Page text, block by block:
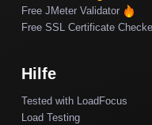
Free JMeter Validator
Free SSL Certificate
Hilfe
Tested with LoadFocus
Load Testing